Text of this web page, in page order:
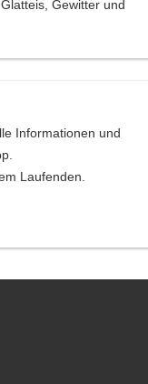
Gewitter und
Informationen und
Laufenden.